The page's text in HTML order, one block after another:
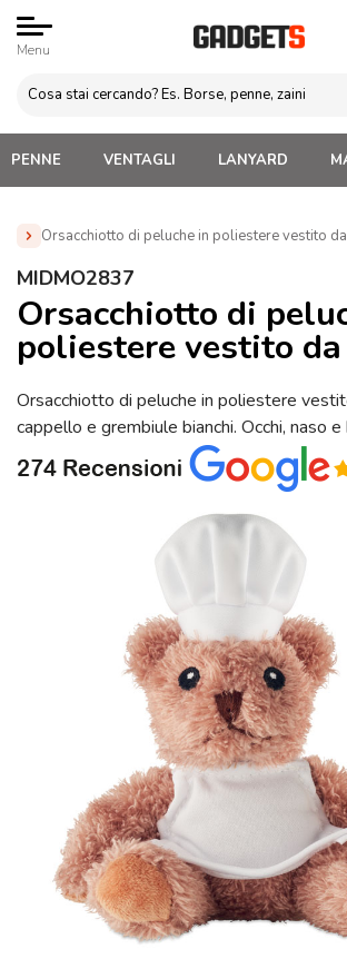
Menu
PENNE VENTAGLI LANYARD
Orsacchiotto di peluche in poliestere vestito
Home » Gadget per Bambini Personalizzati
vestito da chef (MIDMO2837)
MIDMO2837
Orsacchiotto di
poliestere vestito
Orsacchiotto di peluche in poliestere
cappello e grembiule bianchi. Occhi, naso e